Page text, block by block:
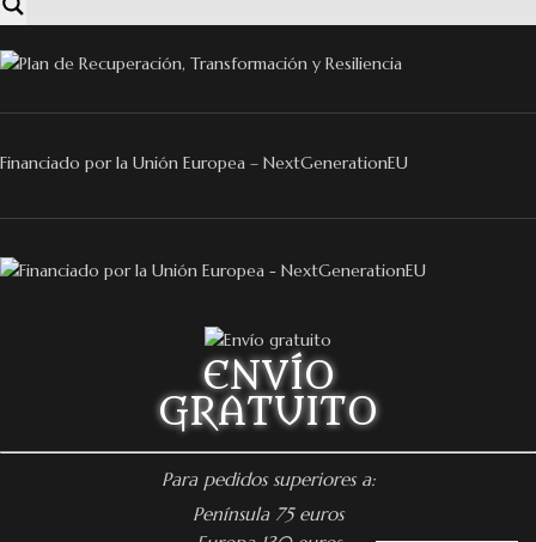
Financiado por la Unión Europea – NextGenerationEU
ENVÍO
GRATUITO
Para pedidos superiores a:
Península 75 euros